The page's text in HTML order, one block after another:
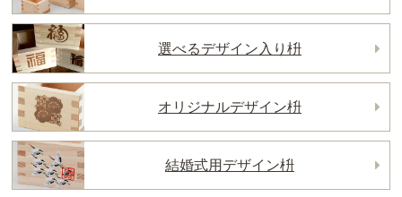
選べるデザイン入り枡
オリジナルデザイン枡
結婚式用デザイン枡